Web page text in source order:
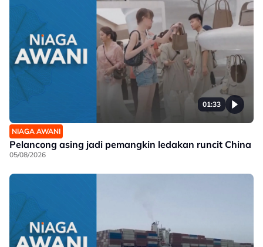
01:33
NIAGA AWANI
Pelancong asing jadi pemangkin ledakan runcit China
05/08/2026